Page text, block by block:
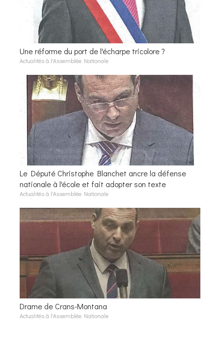
Une réforme du port de l'écharpe tricolore ?
Actualités à l'Assemblée Nationale
Le Député Christophe Blanchet ancre la défense
nationale à l'école et fait adopter son texte
Actualités à l'Assemblée Nationale
Drame de Crans-Montana
Actualités à l'Assemblée Nationale